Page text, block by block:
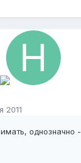
2011
однозначно